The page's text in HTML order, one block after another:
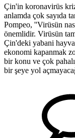
Çin'in koronavirüs
anlamda çok sayıda
Pompeo, ''Virüsün
önemlidir. Virüsün
Çin'deki yabani
ekonomi kapanmak
bir konu ve çok
bir şeye yol